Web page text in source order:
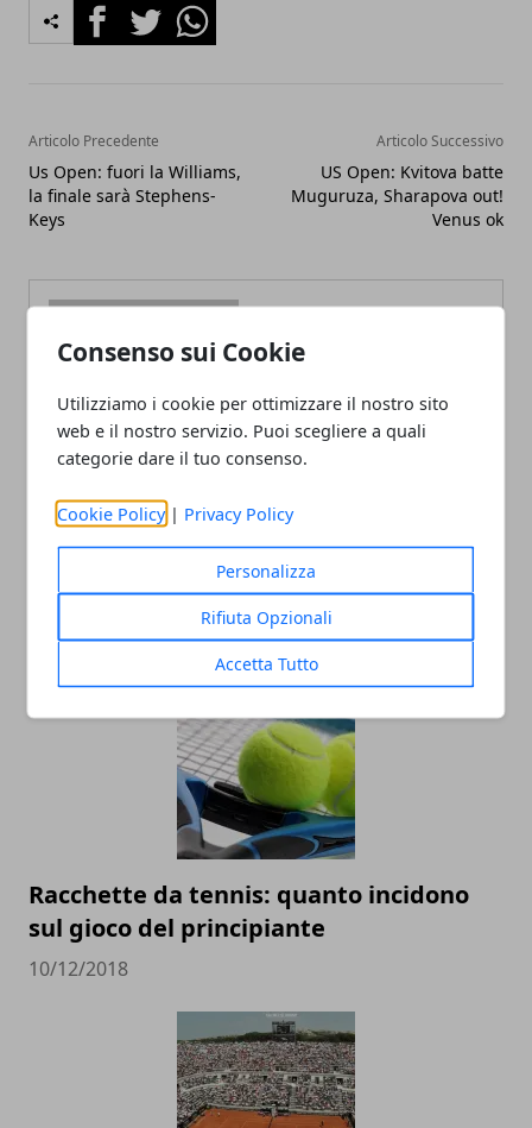
Consenso sui Cookie
Utilizziamo i cookie per ottimizzare il nostro sito
web e il nostro servizio. Puoi scegliere a quali
categorie dare il tuo consenso.
Cookie Policy | Privacy Policy
Personalizza
Rifiuta Opzionali
Accetta Tutto
FacebookTwitterWhatsapp
Articolo Precedente
Us Open: fuori la Williams,
la finale sarà Stephens-
Keys
Articolo Successivo
US Open: Kvitova batte
Muguruza, Sharapova out!
Venus ok
Redazione
Racchette da tennis: quanto incidono
sul gioco del principiante
10/12/2018